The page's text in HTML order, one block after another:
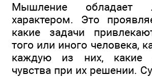
Мышление обладает
характером. Это
какие задачи
того или иного человека,
каждую из них, какие
чувства при их решении.